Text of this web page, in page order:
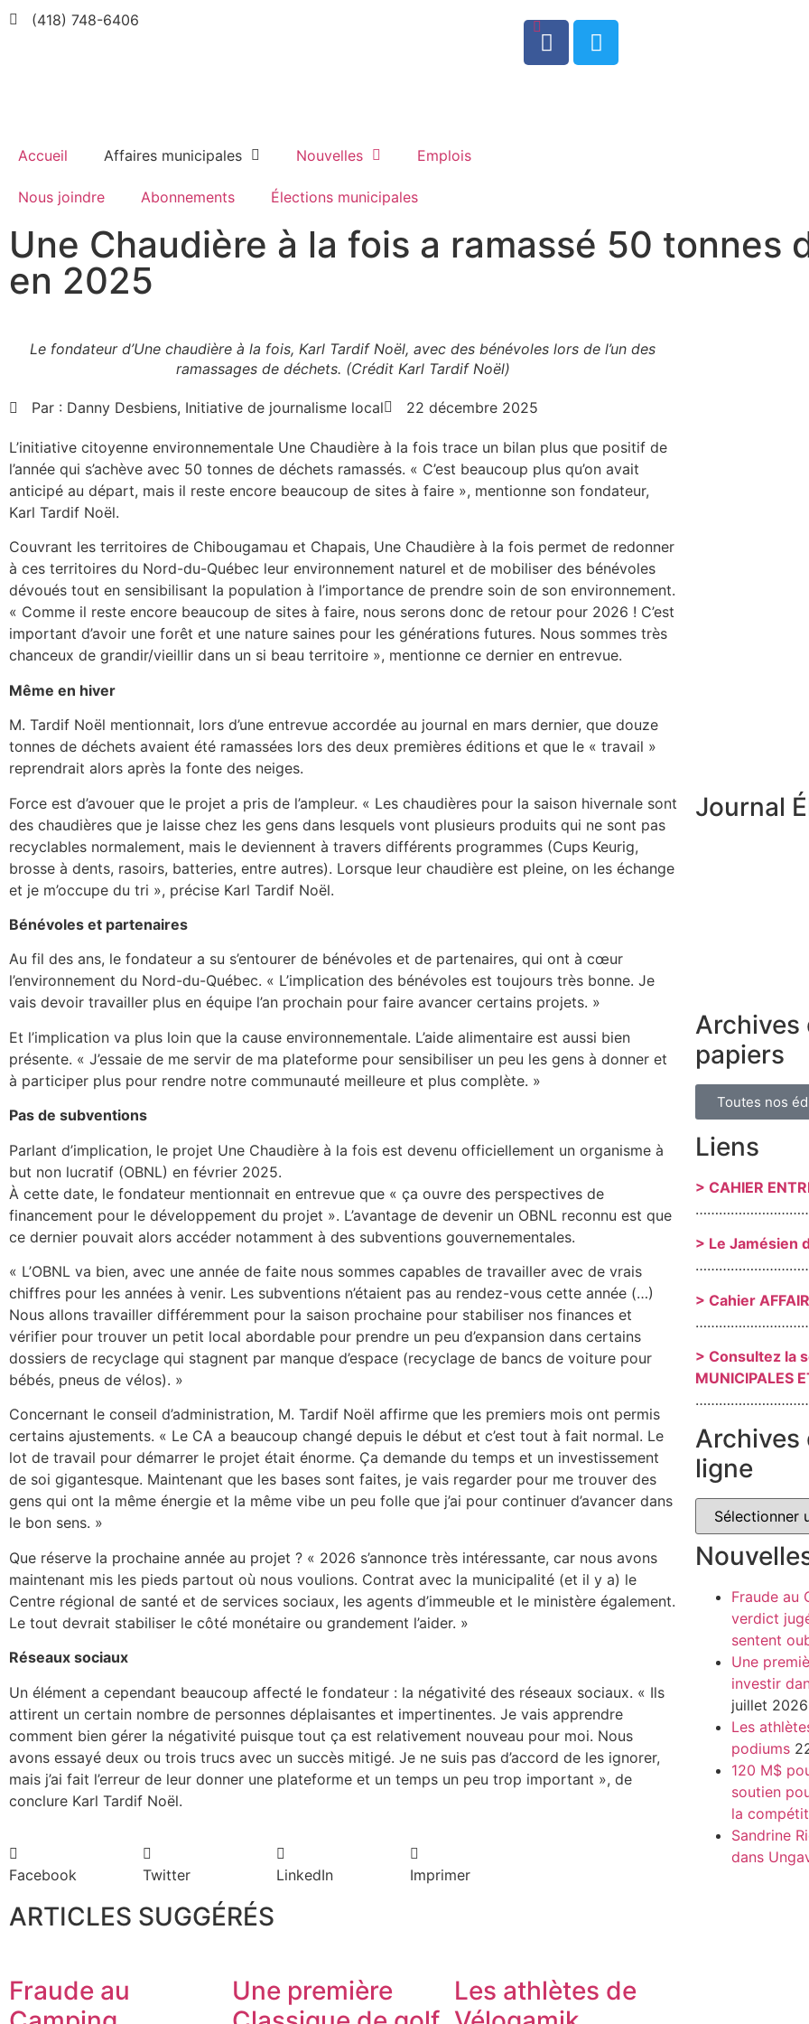
(418) 748-6406
0
Accueil Affaires municipales Nouvelles Emplois
Nous joindre Abonnements Élections municipales
Une Chaudière à la fois a ramassé 50 tonnes
en 2025
Le fondateur d’Une chaudière à la fois, Karl Tardif Noël, avec des bénévoles lors de l’un des
ramassages de déchets. (Crédit Karl Tardif Noël)
Par : Danny Desbiens, Initiative de journalisme local 22 décembre 2025
L’initiative citoyenne environnementale Une Chaudière à la fois trace un bilan plus que positif de
l’année qui s’achève avec 50 tonnes de déchets ramassés. « C’est beaucoup plus qu’on avait
anticipé au départ, mais il reste encore beaucoup de sites à faire », mentionne son fondateur,
Karl Tardif Noël.
Couvrant les territoires de Chibougamau et Chapais, Une Chaudière à la fois permet de redonner
à ces territoires du Nord-du-Québec leur environnement naturel et de mobiliser des bénévoles
dévoués tout en sensibilisant la population à l’importance de prendre soin de son environnement.
« Comme il reste encore beaucoup de sites à faire, nous serons donc de retour pour 2026 ! C’est
important d’avoir une forêt et une nature saines pour les générations futures. Nous sommes très
chanceux de grandir/vieillir dans un si beau territoire », mentionne ce dernier en entrevue.
Même en hiver
M. Tardif Noël mentionnait, lors d’une entrevue accordée au journal en mars dernier, que douze
tonnes de déchets avaient été ramassées lors des deux premières éditions et que le « travail »
reprendrait alors après la fonte des neiges.
Force est d’avouer que le projet a pris de l’ampleur. « Les chaudières pour la saison hivernale sont
des chaudières que je laisse chez les gens dans lesquels vont plusieurs produits qui ne sont pas
recyclables normalement, mais le deviennent à travers différents programmes (Cups Keurig,
brosse à dents, rasoirs, batteries, entre autres). Lorsque leur chaudière est pleine, on les échange
et je m’occupe du tri », précise Karl Tardif Noël.
Bénévoles et partenaires
Au fil des ans, le fondateur a su s’entourer de bénévoles et de partenaires, qui ont à cœur
l’environnement du Nord-du-Québec. « L’implication des bénévoles est toujours très bonne. Je
vais devoir travailler plus en équipe l’an prochain pour faire avancer certains projets. »
Et l’implication va plus loin que la cause environnementale. L’aide alimentaire est aussi bien
présente. « J’essaie de me servir de ma plateforme pour sensibiliser un peu les gens à donner et
à participer plus pour rendre notre communauté meilleure et plus complète. »
Pas de subventions
Parlant d’implication, le projet Une Chaudière à la fois est devenu officiellement un organisme à
but non lucratif (OBNL) en février 2025.
À cette date, le fondateur mentionnait en entrevue que « ça ouvre des perspectives de
financement pour le développement du projet ». L’avantage de devenir un OBNL reconnu est que
ce dernier pouvait alors accéder notamment à des subventions gouvernementales.
« L’OBNL va bien, avec une année de faite nous sommes capables de travailler avec de vrais
chiffres pour les années à venir. Les subventions n’étaient pas au rendez-vous cette année (…)
Nous allons travailler différemment pour la saison prochaine pour stabiliser nos finances et
vérifier pour trouver un petit local abordable pour prendre un peu d’expansion dans certains
dossiers de recyclage qui stagnent par manque d’espace (recyclage de bancs de voiture pour
bébés, pneus de vélos). »
Concernant le conseil d’administration, M. Tardif Noël affirme que les premiers mois ont permis
certains ajustements. « Le CA a beaucoup changé depuis le début et c’est tout à fait normal. Le
lot de travail pour démarrer le projet était énorme. Ça demande du temps et un investissement
de soi gigantesque. Maintenant que les bases sont faites, je vais regarder pour me trouver des
gens qui ont la même énergie et la même vibe un peu folle que j’ai pour continuer d’avancer dans
le bon sens. »
Que réserve la prochaine année au projet ? « 2026 s’annonce très intéressante, car nous avons
maintenant mis les pieds partout où nous voulions. Contrat avec la municipalité (et il y a) le
Centre régional de santé et de services sociaux, les agents d’immeuble et le ministère également.
Le tout devrait stabiliser le côté monétaire ou grandement l’aider. »
Réseaux sociaux
Un élément a cependant beaucoup affecté le fondateur : la négativité des réseaux sociaux. « Ils
attirent un certain nombre de personnes déplaisantes et impertinentes. Je vais apprendre
comment bien gérer la négativité puisque tout ça est relativement nouveau pour moi. Nous
avons essayé deux ou trois trucs avec un succès mitigé. Je ne suis pas d’accord de les ignorer,
mais j’ai fait l’erreur de leur donner une plateforme et un temps un peu trop important », de
conclure Karl Tardif Noël.
Facebook Twitter LinkedIn Imprimer
ARTICLES SUGGÉRÉS
Fraude au
Une première
Les athlètes de
Journal
Archives
papiers
Toutes nos
Liens
> CAHIER
> Le Jamésien
> Cahier
> Consultez la
MUNICIPALES
Archives
ligne
Fraude au
verdict
sentent
Une
investir
juillet 2026
Les
podiums
120 M$
soutien
la
Sandrine
dans